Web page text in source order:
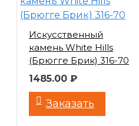
Искусственный
камень White Hills
(Брюгге Брик) 316-70
1485.00 ₽
Заказать